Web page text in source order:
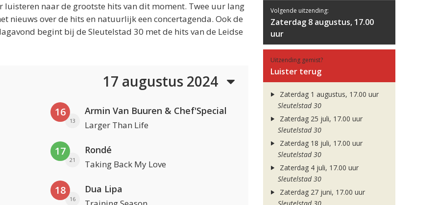
naar de grootste hits van dit moment. Twee uur lang
nieuws over de hits en natuurlijk een concertagenda. Ook de
begint bij de Sleutelstad 30 met de hits van de Leidse
17 augustus 2024
16
13
Armin Van Buuren & Chef'Special
Larger Than Life
17
21
Rondé
Taking Back My Love
18
16
Dua Lipa
Volgende uitzending:
Zaterdag 8 augustus, 17.00
uur
Uitzending gemist?
Luister terug
Zaterdag 1 augustus, 17.00 uur
Sleutelstad 30
Zaterdag 25 juli, 17.00 uur
Sleutelstad 30
Zaterdag 18 juli, 17.00 uur
Sleutelstad 30
Zaterdag 4 juli, 17.00 uur
Sleutelstad 30
Zaterdag 27 juni, 17.00 uur